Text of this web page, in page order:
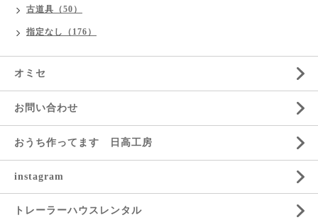
古道具（50）
指定なし（176）
オミセ
お問い合わせ
おうち作ってます 日高工房
instagram
トレーラーハウスレンタル